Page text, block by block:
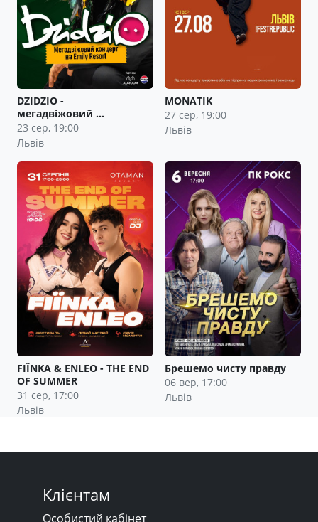
DZIDZIO -
мегадвіжовий …
23 сер, 19:00
Львів
MONATIK
27 сер, 19:00
Львів
FIЇNKA & ENLEO - THE END
OF SUMMER
31 сер, 17:00
Львів
Брешемо чисту правду
06 вер, 17:00
Львів
Клієнтам
Особистий кабінет